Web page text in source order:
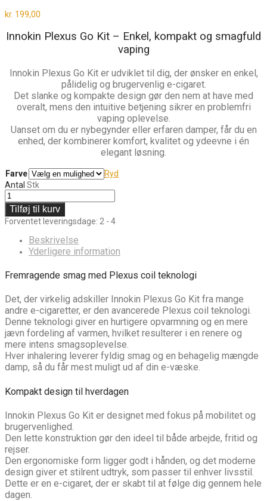
kr. 199,00
Innokin Plexus Go Kit – Enkel, kompakt og smagfuld
vaping
Innokin Plexus Go Kit er udviklet til dig, der ønsker en enkel,
pålidelig og brugervenlig e-cigaret.
Det slanke og kompakte design gør den nem at have med
overalt, mens den intuitive betjening sikrer en problemfri
vaping oplevelse.
Uanset om du er nybegynder eller erfaren damper, får du en
enhed, der kombinerer komfort, kvalitet og ydeevne i én
elegant løsning.
Farve
Ryd
Antal Stk
Tilføj til kurv
Forventet leveringsdage: 2 - 4
Beskrivelse
Yderligere information
Fremragende smag med Plexus coil teknologi
Det, der virkelig adskiller Innokin Plexus Go Kit fra mange
andre e-cigaretter, er den avancerede Plexus coil teknologi.
Denne teknologi giver en hurtigere opvarmning og en mere
jævn fordeling af varmen, hvilket resulterer i en renere og
mere intens smagsoplevelse.
Hver inhalering leverer fyldig smag og en behagelig mængde
damp, så du får mest muligt ud af din e-væske.
Kompakt design til hverdagen
Innokin Plexus Go Kit er designet med fokus på mobilitet og
brugervenlighed.
Den lette konstruktion gør den ideel til både arbejde, fritid og
rejser.
Den ergonomiske form ligger godt i hånden, og det moderne
design giver et stilrent udtryk, som passer til enhver livsstil.
Dette er en e-cigaret, der er skabt til at følge dig gennem hele
dagen.